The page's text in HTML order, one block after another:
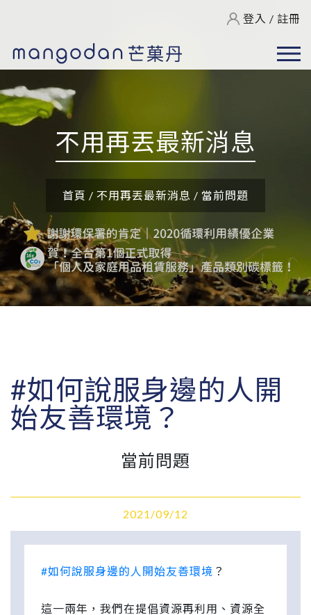
登入 / 註冊
不用再丟最新消息
首頁 / 不用再丟最新消息 / 當前問題
#如何說服身邊的人開
始友善環境？
當前問題
2021/09/12
#如何說服身邊的人開始友善環境 ？
這一兩年，我們在提倡資源再利用、資源全